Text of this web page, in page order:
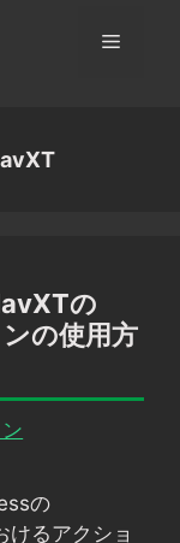
メ
の
の使用方
の
るアクショ